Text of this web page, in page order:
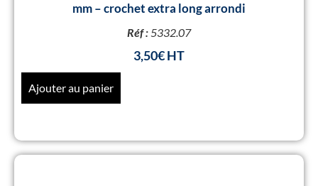
mm – crochet extra long arrondi
Réf :5332.07
3,50€
Ajouter au panier